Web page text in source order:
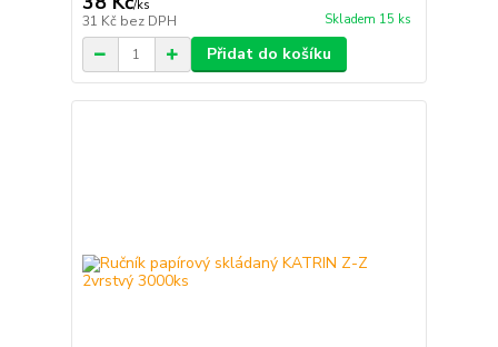
/ks
31 Kč bez DPH Skladem 15 ks
Přidat do košíku